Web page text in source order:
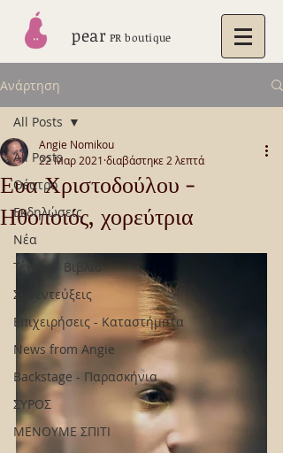
pear PR boutique
Ανάρτηση
All Posts
Θέατρο
Εκδηλώσεις
Νέα
Τέχνες - Βιβλίο
Συνεντεύξεις
Επιχειρήσεις - Καταστήματα
News from Angie
Backstage - Παρασκήνια
ΣΥΡΟΣ
ΜΕΝΟΥΜΕ ΣΠΙΤΙ
All Posts
Ευα Χριστοδούλου -
Ηθοποιός, χορεύτρια
Angie Nomikou
22 Μαρ 2021 διαβάστηκε 2 λεπτά